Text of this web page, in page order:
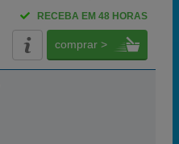
RECEBA EM 48 HORAS
comprar >